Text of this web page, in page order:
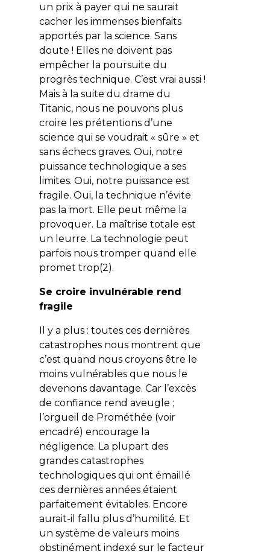
un prix à payer qui ne saurait
cacher les immenses bienfaits
apportés par la science. Sans
doute ! Elles ne doivent pas
empêcher la poursuite du
progrès technique. C’est vrai aussi !
Mais à la suite du drame du
Titanic, nous ne pouvons plus
croire les prétentions d’une
science qui se voudrait « sûre » et
sans échecs graves. Oui, notre
puissance technologique a ses
limites. Oui, notre puissance est
fragile. Oui, la technique n’évite
pas la mort. Elle peut même la
provoquer. La maîtrise totale est
un leurre. La technologie peut
parfois nous tromper quand elle
promet trop(2).
Se croire invulnérable rend
fragile
Il y a plus : toutes ces dernières
catastrophes nous montrent que
c’est quand nous croyons être le
moins vulnérables que nous le
devenons davantage. Car l’excès
de confiance rend aveugle ;
l’orgueil de Prométhée (voir
encadré) encourage la
négligence. La plupart des
grandes catastrophes
technologiques qui ont émaillé
ces dernières années étaient
parfaitement évitables. Encore
aurait-il fallu plus d’humilité. Et
un système de valeurs moins
obstinément indexé sur le facteur